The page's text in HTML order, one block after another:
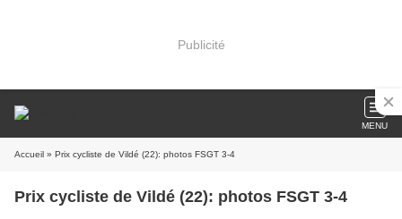
Publicité
MENU
Accueil » Prix cycliste de Vildé (22): photos FSGT 3-4
Prix cycliste de Vildé (22): photos FSGT 3-4